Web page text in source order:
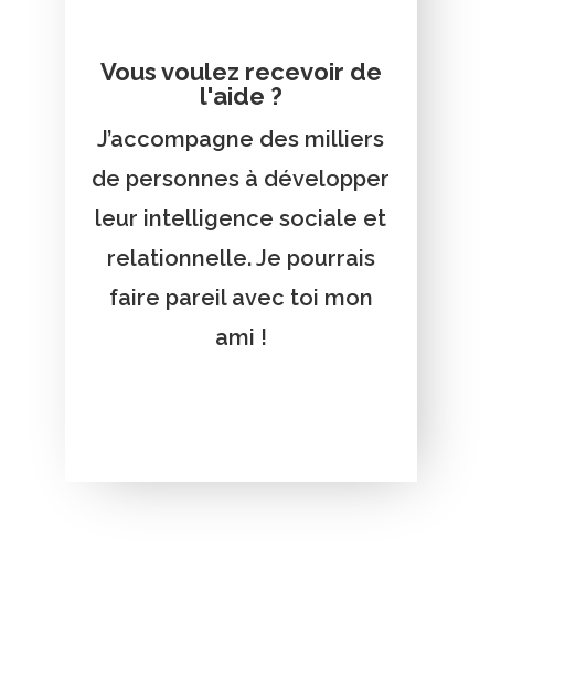
Vous voulez recevoir de
l'aide ?
J’accompagne des milliers
de personnes à développer
leur intelligence sociale et
relationnelle. Je pourrais
faire pareil avec toi mon
ami !